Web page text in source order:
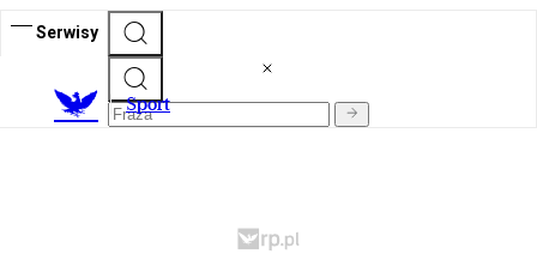
Serwisy
Sport